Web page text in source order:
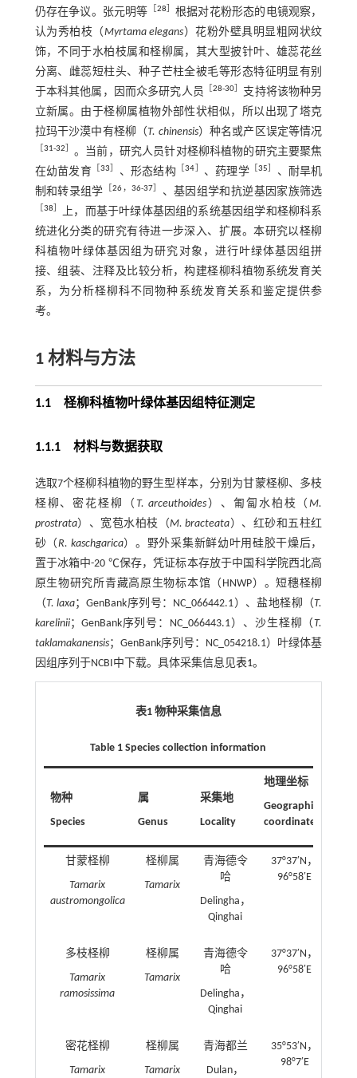
仍存在争议。张元明等
28 ］根据对花粉形态的电镜观察，
认为秀柏枝（Myrtama elegans）花粉外壁具明显粗网状纹
饰，不同于水柏枝属和柽柳属，其大型披针叶、雄蕊花丝
分离、雌蕊短柱头、种子芒柱全被毛等形态特征明显有别
于本科其他属，因而众多研究人员 ［28-30
支持将该物种另
立新属。由于柽柳属植物外部性状相似，所以出现了塔克
拉玛干沙漠中有柽柳（T. chinensis）种名或产区误定等情况
31-32
。当前，研究人员针对柽柳科植物的研究主要聚焦
在幼苗发育［33 、形态结构 ［34 、药理学 ［35
、耐旱机
制和转录组学 ［26， 36-37］ 、基因组学和抗逆基因家族筛选
38
上，而基于叶绿体基因组的系统基因组学和柽柳科系
统进化分类的研究有待进一步深入、扩展。本研究以柽柳
科植物叶绿体基因组为研究对象，进行叶绿体基因组拼
接、组装、注释及比较分析，构建柽柳科植物系统发育关
系，为分析柽柳科不同物种系统发育关系和鉴定提供参
考。
1材料与方法
1.1柽柳科植物叶绿体基因组特征测定
1.1.1 材料与数据获取
选取7个柽柳科植物的野生型样本，分别为甘蒙柽柳、多枝
柽柳、密花柽柳（T. arceuthoides ）、匍匐水柏枝（M.
prostrata）、宽苞水柏枝（M. bracteata）、红砂和五柱红
砂（R. kaschgarica）。野外采集新鲜幼叶用硅胶干燥后，
置于冰箱中-20 ℃保存，凭证标本存放于中国科学院西北高
原生物研究所青藏高原生物标本馆（HNWP）。短穗柽柳
（T. laxa；GenBank序列号：NC_066442.1）、盐地柽柳（T.
karelinii；GenBank序列号：NC_066443.1）、沙生柽柳（T.
taklamakanensis；GenBank序列号：NC_054218.1）叶绿体基
因组序列于NCBI中下载。具体采集信息见表1。
表1 物种采集信息
Table 1 Species collection information
物种
Species
属
Genus
采集地
Locality
地理坐标
Geographical
coordinates
甘蒙柽柳
Tamarix
austromongolica
柽柳属
Tamarix
青海德令
哈
Delingha，
Qinghai
37°37′N，
96°58′E
多枝柽柳
Tamarix
ramosissima
柽柳属
Tamarix
青海德令
哈
Delingha，
Qinghai
37°37′N，
96°58′E
密花柽柳
Tamarix
柽柳属
Tamarix
青海都兰
Dulan，
35°53′N，
98°7′E